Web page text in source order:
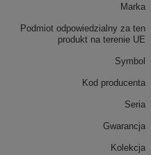
Ciepłe światło
wnętrza
delikatne, uspokajające i
wszędzie tam, gdzie liczy
Ściemnianie pilotem
Marka
Podmiot odpowiedzialny za ten
produkt na terenie UE
Symbol
Kod producenta
Seria
Gwarancja
Kolekcja